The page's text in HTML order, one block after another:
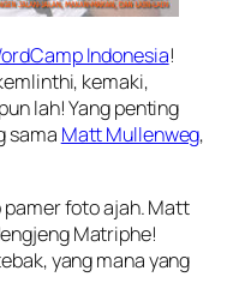
Indonesia!
kemaki,
lah! Yang penting
sama Matt Mullenweg,
pamer foto ajah. Matt
Matriphe!
yang mana yang